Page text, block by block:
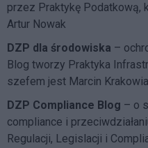
przez Praktykę Podatkową,
Artur Nowak
DZP dla środowiska –
Blog tworzy Praktyka
szefem jest Marcin
DZP Compliance Blog – o
compliance i
Regulacji, Legislacji i